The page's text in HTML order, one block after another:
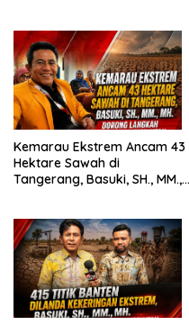
Kemarau Ekstrem Ancam 43
Hektare Sawah di
Tangerang, Basuki, SH., MM.,